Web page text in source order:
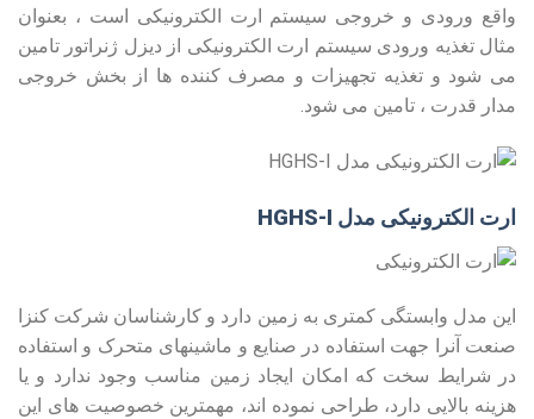
واقع ورودی و خروجی سیستم ارت الکترونیکی است ، بعنوان
مثال تغذیه ورودی سیستم ارت الکترونیکی از دیزل ژنراتور تامین
می شود و تغذیه تجهیزات و مصرف کننده ها از بخش خروجی
مدار قدرت ، تامین می شود.
ارت الکترونیکی مدل HGHS-I
این مدل وابستگی کمتری به زمین دارد و کارشناسان شرکت کنزا
صنعت آنرا جهت استفاده در صنایع و ماشینهای متحرک و استفاده
در شرایط سخت که امکان ایجاد زمین مناسب وجود ندارد و یا
هزینه بالایی دارد، طراحی نموده اند، مهمترین خصوصیت های این